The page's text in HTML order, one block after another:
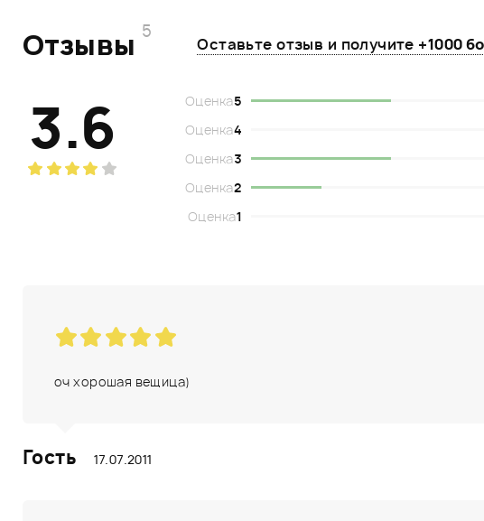
Отзывы 5
Оставьте отзыв и получите +1000
3.6 Оценка5
Оценка4
Оценка3
Оценка2
Оценка1
оч хорошая вещица)
Гость 17.07.2011